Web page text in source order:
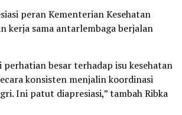
peran Kementerian Kesehatan
kerja sama antarlembaga berjalan
perhatian besar terhadap isu kesehatan
konsisten menjalin koordinasi
Ini patut diapresiasi,” tambah Ribka